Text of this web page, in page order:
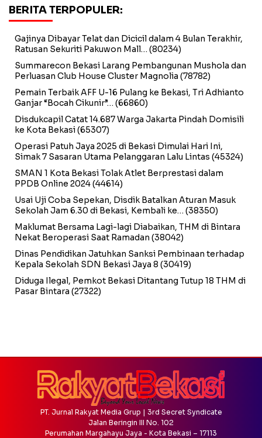
BERITA TERPOPULER:
Gajinya Dibayar Telat dan Dicicil dalam 4 Bulan Terakhir,
Ratusan Sekuriti Pakuwon Mall… (80234)
Summarecon Bekasi Larang Pembangunan Mushola dan
Perluasan Club House Cluster Magnolia (78782)
Pemain Terbaik AFF U-16 Pulang ke Bekasi, Tri Adhianto
Ganjar “Bocah Cikunir”… (66860)
Disdukcapil Catat 14.687 Warga Jakarta Pindah Domisili
ke Kota Bekasi(65307)
Operasi Patuh Jaya 2025 di Bekasi Dimulai Hari Ini,
Simak 7 Sasaran Utama Pelanggaran Lalu Lintas (45324)
SMAN 1 Kota Bekasi Tolak Atlet Berprestasi dalam
PPDB Online 2024(44614)
Usai Uji Coba Sepekan, Disdik Batalkan Aturan Masuk
Sekolah Jam 6.30 di Bekasi, Kembali ke… (38350)
Maklumat Bersama Lagi-lagi Diabaikan, THM di Bintara
Nekat Beroperasi Saat Ramadan (38042)
Dinas Pendidikan Jatuhkan Sanksi Pembinaan terhadap
Kepala Sekolah SDN Bekasi Jaya 8 (30419)
Diduga Ilegal, Pemkot Bekasi Ditantang Tutup 18 THM di
Pasar Bintara (27322)
PT. Jurnal Rakyat Media Grup | 3rd Secret Syndicate
Jalan Beringin III No. 102
Perumahan Margahayu Jaya - Kota Bekasi – 17113